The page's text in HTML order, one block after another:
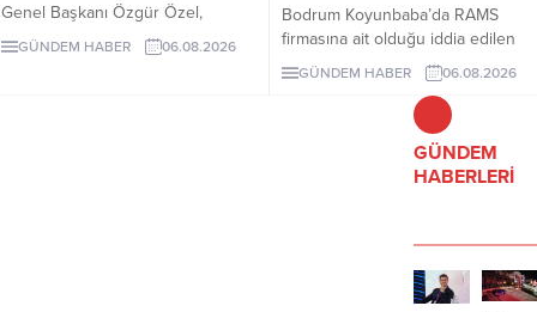
Genel Başkanı Özgür Özel,
çerçeve yasanın özensiz
hazırlandığını vurgulayarak "İmza
GÜNDEM HABER 06.08.2026
Bodrum Koyunbaba’da RAMS
firmasına ait olduğu iddia edilen
alanda, inşaat yasağı döneminde
peyzaj, yol yapımı ve satıh
düzeltme çalışmaları yapıldığı ileri
GÜNDEM HABER 06.08.2026
GÜNDEM
HABERLERİ